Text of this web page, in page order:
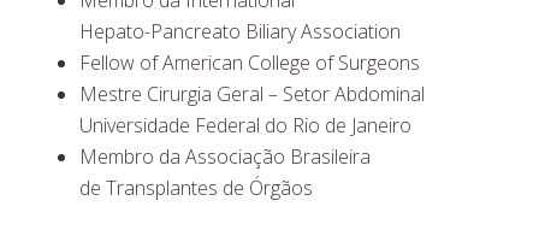
Hepato-Pancreato Biliary Association
Fellow of American College of Surgeons
Mestre Cirurgia Geral – Setor Abdominal
Universidade Federal do Rio de Janeiro
Membro da Associação Brasileira
de Transplantes de Órgãos